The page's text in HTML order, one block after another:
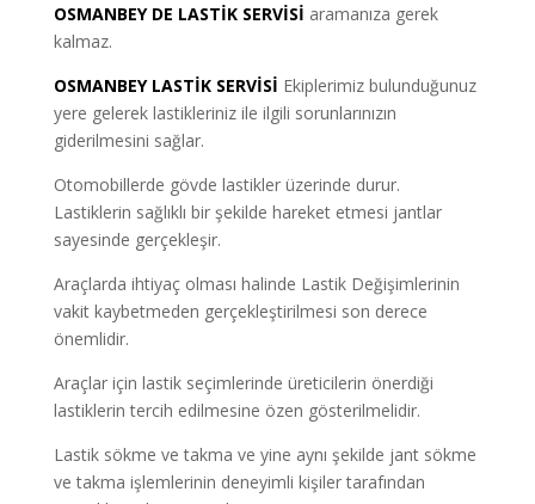
OSMANBEY DE LASTİK SERVİSİ aramanıza gerek
kalmaz.
OSMANBEY LASTİK SERVİSİ Ekiplerimiz bulunduğunuz
yere gelerek lastikleriniz ile ilgili sorunlarınızın
giderilmesini sağlar.
Otomobillerde gövde lastikler üzerinde durur.
Lastiklerin sağlıklı bir şekilde hareket etmesi jantlar
sayesinde gerçekleşir.
Araçlarda ihtiyaç olması halinde Lastik Değişimlerinin
vakit kaybetmeden gerçekleştirilmesi son derece
önemlidir.
Araçlar için lastik seçimlerinde üreticilerin önerdiği
lastiklerin tercih edilmesine özen gösterilmelidir.
Lastik sökme ve takma ve yine aynı şekilde jant sökme
ve takma işlemlerinin deneyimli kişiler tarafından